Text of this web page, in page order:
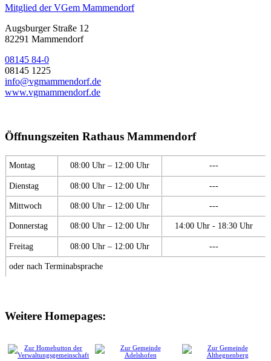
Mitglied der VGem Mammendorf
Augsburger Straße 12
82291 Mammendorf
08145 84-0
08145 1225
info@vgmammendorf.de
www.vgmammendorf.de
Öffnungszeiten Rathaus Mammendorf
Montag 08:00 Uhr – 12:00 Uhr ---
Dienstag 08:00 Uhr – 12:00 Uhr ---
Mittwoch 08:00 Uhr – 12:00 Uhr ---
Donnerstag 08:00 Uhr – 12:00 Uhr 14:00 Uhr - 18:30 Uhr
Freitag 08:00 Uhr – 12:00 Uhr ---
oder nach Terminabsprache
Weitere Homepages: